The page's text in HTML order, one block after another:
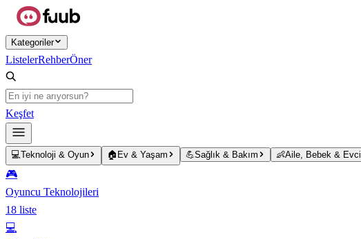
Ana içeriğe atla
Kategoriler
ListelerRehberÖner
Keşfet
💻Teknoloji & Oyun 🏠 Ev & Yaşam 💪Sağlık & Bakım 👶Aile, Bebek & Evcil
🎮
Oyuncu Teknolojileri
18 liste
💻